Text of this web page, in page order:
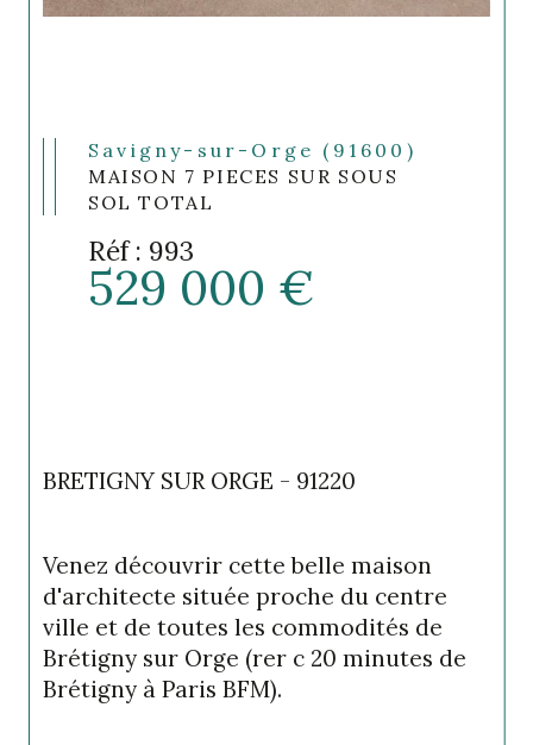
Savigny-sur-Orge (91600)
MAISON 7 PIECES SUR SOUS
SOL TOTAL
Réf : 993
529 000 €
BRETIGNY SUR ORGE - 91220
Venez découvrir cette belle maison
d'architecte située proche du centre
ville et de toutes les commodités de
Brétigny sur Orge (rer c 20 minutes de
Brétigny à Paris BFM).